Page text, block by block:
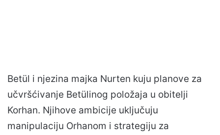
Betül i njezina majka Nurten kuju planove za
učvršćivanje Betülinog položaja u obitelji
Korhan. Njihove ambicije uključuju
manipulaciju Orhanom i strategiju za